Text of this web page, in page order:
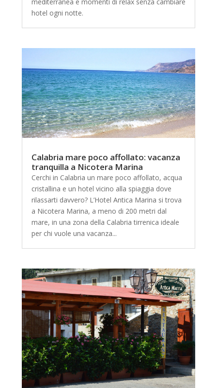
hotel ogni notte.
Calabria mare poco affollato: vacanza
tranquilla a Nicotera Marina
Cerchi in Calabria un mare poco affollato, acqua
cristallina e un hotel vicino alla spiaggia dove
rilassarti davvero? L’Hotel Antica Marina si trova
a Nicotera Marina, a meno di 200 metri dal
mare, in una zona della Calabria tirrenica ideale
per chi vuole una vacanza...